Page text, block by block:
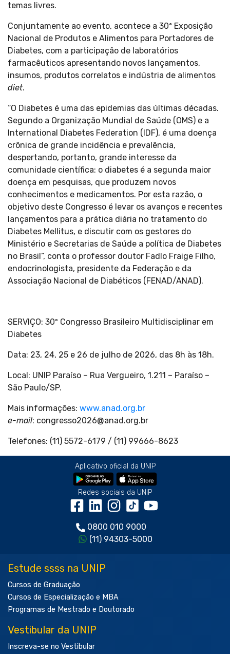
temas livres.
Conjuntamente ao evento, acontece a 30ª Exposição
Nacional de Produtos e Alimentos para Portadores de
Diabetes, com a participação de laboratórios
farmacêuticos apresentando novos lançamentos,
insumos, produtos correlatos e indústria de alimentos
diet.
“O Diabetes é uma das epidemias das últimas décadas.
Segundo a Organização Mundial de Saúde (OMS) e a
International Diabetes Federation (IDF), é uma doença
crônica de grande incidência e prevalência,
despertando, portanto, grande interesse da
comunidade científica: o diabetes é a segunda maior
doença em pesquisas, que produzem novos
conhecimentos e medicamentos. Por esta razão, o
objetivo deste Congresso é levar os avanços e recentes
lançamentos para a prática diária no tratamento do
Diabetes Mellitus, e discutir com os gestores do
Ministério e Secretarias de Saúde a política de Diabetes
no Brasil”, conta o professor doutor Fadlo Fraige Filho,
endocrinologista, presidente da Federação e da
Associação Nacional de Diabéticos (FENAD/ANAD).
SERVIÇO: 30º Congresso Brasileiro Multidisciplinar em
Diabetes
Data: 23, 24, 25 e 26 de julho de 2026, das 8h às 18h.
Local: UNIP Paraíso – Rua Vergueiro, 1.211 – Paraíso –
São Paulo/SP.
Mais informações: www.anad.org.br
e-mail: congresso2026@anad.org.br
Telefones: (11) 5572-6179 / (11) 99666-8623
Aplicativo oficial da UNIP
Redes sociais da UNIP
0800 010 9000
(11) 94303-5000
Estude ssss na UNIP
Cursos de Graduação
Cursos de Especialização e MBA
Programas de Mestrado e Doutorado
Vestibular da UNIP
Inscreva-se no Vestibular